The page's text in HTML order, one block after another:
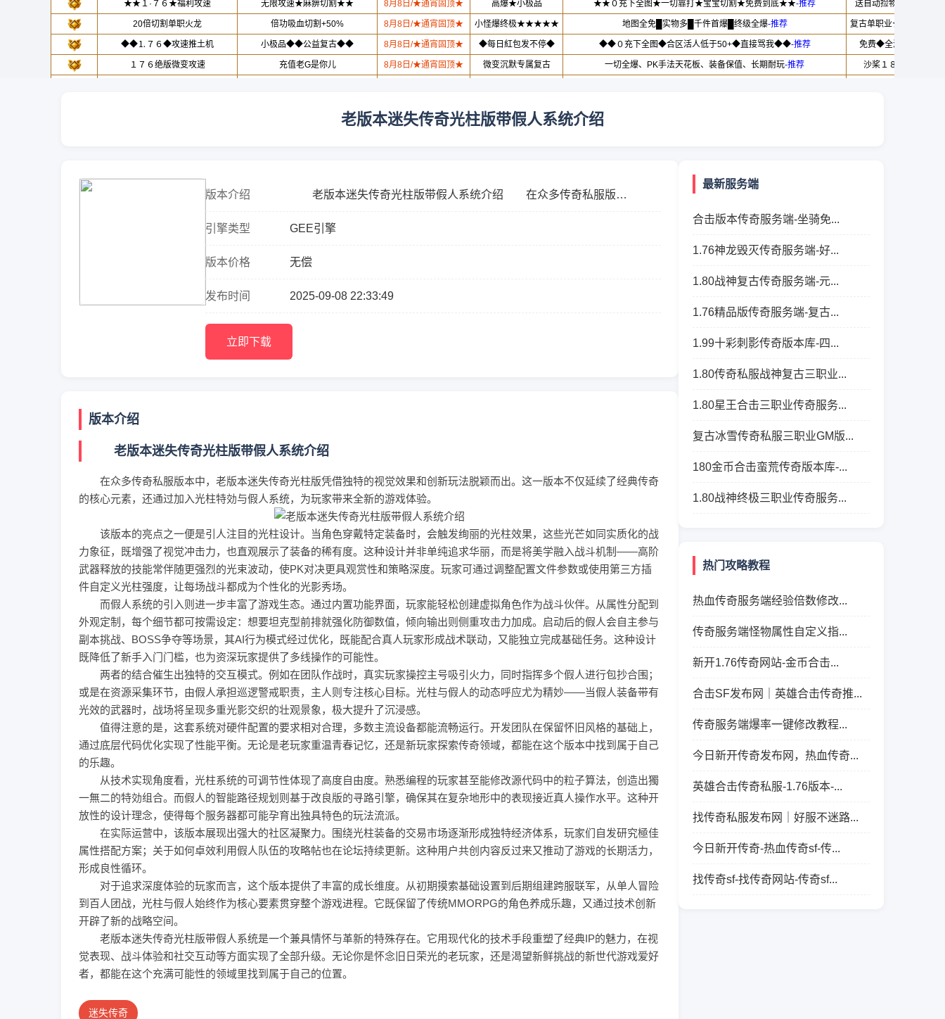
老版本迷失传奇光柱版带假人系统介绍
版本介绍
老版本迷失传奇光柱版带假人系统介绍 在众多传奇私服版本
出。...
引擎类型 GEE引擎
版本价格 无偿
发布时间 2025-09-08 22:33:49
立即下载
版本介绍
老版本迷失传奇光柱版带假人系统介绍
在众多传奇私服版本中，老版本迷失传奇光柱版凭借独特的视觉效果和创新玩法脱颖而出。这一版本不仅延续了经典传奇
的核心元素，还通过加入光柱特効与假人系统，为玩家带来全新的游戏体验。
该版本的亮点之一便是引人注目的光柱设计。当角色穿戴特定装备时，会触发绚丽的光柱效果，这些光芒如同实质化的战
力象征，既增强了视觉冲击力，也直观展示了装备的稀有度。这种设计并非单纯追求华丽，而是将美学融入战斗机制——高阶
武器释放的技能常伴随更强烈的光束波动，使PK对决更具观赏性和策略深度。玩家可通过调整配置文件参数或使用第三方插
件自定义光柱强度，让每场战斗都成为个性化的光影秀场。
而假人系统的引入则进一步丰富了游戏生态。通过内置功能界面，玩家能轻松创建虚拟角色作为战斗伙伴。从属性分配到
外观定制，每个细节都可按需设定：想要坦克型前排就强化防御数值，倾向输出则侧重攻击力加成。启动后的假人会自主参与
副本挑战、BOSS争夺等场景，其AI行为模式经过优化，既能配合真人玩家形成战术联动，又能独立完成基础任务。这种设计
既降低了新手入门门槛，也为资深玩家提供了多线操作的可能性。
两者的结合催生出独特的交互模式。例如在团队作战时，真实玩家操控主号吸引火力，同时指挥多个假人进行包抄合围；
或是在资源采集环节，由假人承担巡逻警戒职责，主人则专注核心目标。光柱与假人的动态呼应尤为精妙——当假人装备带有
光效的武器时，战场将呈现多重光影交织的壮观景象，极大提升了沉浸感。
值得注意的是，这套系统对硬件配置的要求相对合理，多数主流设备都能流畅运行。开发团队在保留怀旧风格的基础上，
通过底层代码优化实现了性能平衡。无论是老玩家重温青春记忆，还是新玩家探索传奇领域，都能在这个版本中找到属于自己
的乐趣。
从技术实现角度看，光柱系统的可调节性体现了高度自由度。熟悉编程的玩家甚至能修改源代码中的粒子算法，创造出獨
一無二的特効组合。而假人的智能路径规划则基于改良版的寻路引擎，确保其在复杂地形中的表现接近真人操作水平。这种开
放性的设计理念，使得每个服务器都可能孕育出独具特色的玩法流派。
在实际运营中，该版本展现出强大的社区凝聚力。围绕光柱装备的交易市场逐渐形成独特经济体系，玩家们自发研究極佳
属性搭配方案；关于如何卓效利用假人队伍的攻略帖也在论坛持续更新。这种用户共创内容反过来又推动了游戏的长期活力，
形成良性循环。
对于追求深度体验的玩家而言，这个版本提供了丰富的成长维度。从初期摸索基础设置到后期组建跨服联军，从单人冒险
到百人团战，光柱与假人始终作为核心要素贯穿整个游戏进程。它既保留了传统MMORPG的角色养成乐趣，又通过技术创新
开辟了新的战略空间。
老版本迷失传奇光柱版带假人系统是一个兼具情怀与革新的特殊存在。它用现代化的技术手段重塑了经典IP的魅力，在视
觉表现、战斗体验和社交互动等方面实现了全部升级。无论你是怀念旧日荣光的老玩家，还是渴望新鲜挑战的新世代游戏爱好
者，都能在这个充满可能性的领域里找到属于自己的位置。
迷失传奇
最新服务端
合击版本传奇服务端-坐骑免...
1.76神龙毁灭传奇服务端-好...
1.80战神复古传奇服务端-元...
1.76精品版传奇服务端-复古...
1.99十彩刺影传奇版本库-四...
1.80传奇私服战神复古三职业...
1.80星王合击三职业传奇服务...
复古冰雪传奇私服三职业GM版...
180金币合击蛮荒传奇版本库-...
1.80战神终极三职业传奇服务...
热门攻略教程
热血传奇服务端经验倍数修改...
传奇服务端怪物属性自定义指...
新开1.76传奇网站-金币合击...
合击SF发布网｜英雄合击传奇推...
传奇服务端爆率一键修改教程...
今日新开传奇发布网，热血传奇...
英雄合击传奇私服-1.76版本-...
找传奇私服发布网｜好服不迷路...
今日新开传奇-热血传奇sf-传...
找传奇sf-找传奇网站-传奇sf...